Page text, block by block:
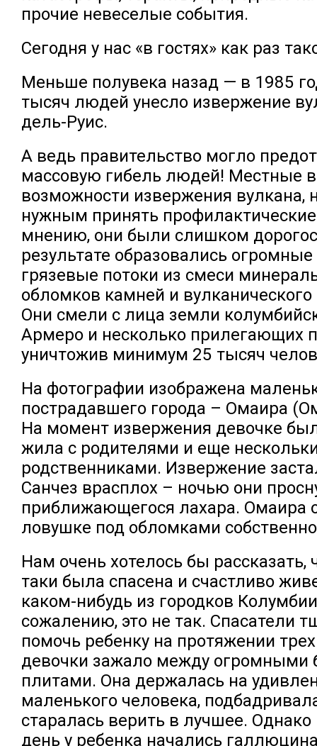
прочие невеселые события.
Сегодня у нас «в гостях» как раз
Меньше полувека назад — в 1985
тысяч людей унесло извержение
дель-Руис.
А ведь правительство могло
массовую гибель людей! Местные
возможности извержения вулкана,
нужным принять
мнению, они были слишком
результате образовались
грязевые потоки из смеси
обломков камней и
Они смели с лица земли
Армеро и несколько прилегающих
уничтожив минимум 25 тысяч
На фотографии изображена
пострадавшего города – Омаира
На момент извержения девочке
жила с родителями и еще
родственниками. Извержение
Санчез врасплох – ночью они
приближающегося лахара. Омаира
ловушке под обломками
Нам очень хотелось бы рассказать,
таки была спасена и счастливо
каком-нибудь из городков
сожалению, это не так. Спасатели
помочь ребенку на протяжении
девочки зажало между огромными
плитами. Она держалась на
маленького человека,
старалась верить в лучшее.
день у ребенка начались